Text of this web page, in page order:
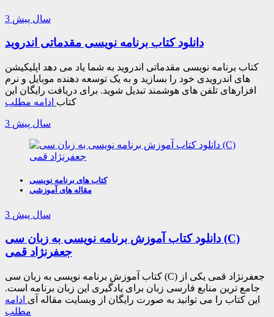
3 سال پیش
دانلود کتاب برنامه نویسی مقدماتی اندروید
کتاب برنامه نویسی مقدماتی اندروید به شما یاد می دهد اپلیکیشن
های اندرویدی خود را بسازید و به یک توسعه دهنده موبایل و نرم
افزارهای تلفن های هوشمند تبدیل شوید. برای دریافت رایگان این
کتاب ادامه مطلب
3 سال پیش
کتاب های برنامه نویسی
مقاله های آموزشی
3 سال پیش
دانلود کتاب آموزش برنامه نویسی به زبان سی (C)
جعفرنژاد قمی
کتاب آموزش برنامه نویسی به زبان سی (C) جعفرنژاد قمی یکی از
جامع ترین منابع فارسی زبان برای یادگیری این زبان برنامه است.
این کتاب را می توانید به صورت رایگان از وبسایت مقاله آی ادامه
مطلب